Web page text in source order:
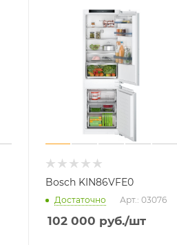
Bosch KIN86VFE0
Достаточно Арт.: 03076
102 000 руб./шт